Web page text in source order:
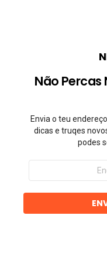
Não Percas
Envia o teu
dicas e truqes
podes
Endereço
email